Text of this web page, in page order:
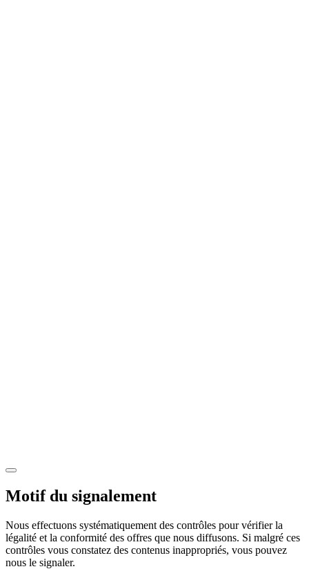
Motif du signalement
Nous effectuons systématiquement des contrôles pour vérifier la
légalité et la conformité des offres que nous diffusons. Si malgré ces
contrôles vous constatez des contenus inappropriés, vous pouvez
nous le signaler.